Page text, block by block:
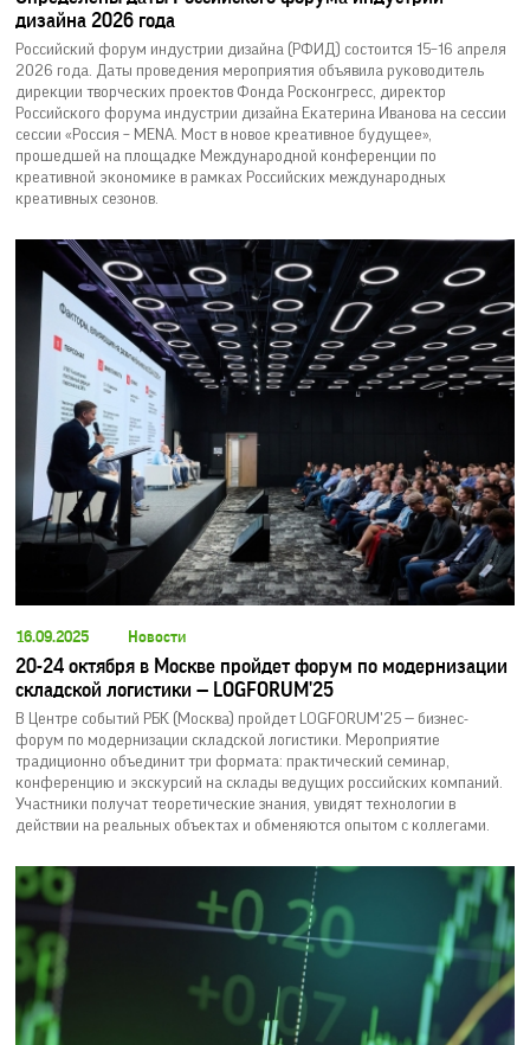
дизайна 2026 года
Российский форум индустрии дизайна (РФИД) состоится 15–16 апреля
2026 года. Даты проведения мероприятия объявила руководитель
дирекции творческих проектов Фонда Росконгресс, директор
Российского форума индустрии дизайна Екатерина Иванова на сессии
сессии «Россия – MENA. Мост в новое креативное будущее»,
прошедшей на площадке Международной конференции по
креативной экономике в рамках Российских международных
креативных сезонов.
16.09.2025 Новости
20-24 октября в Москве пройдет форум по модернизации
складской логистики — LOGFORUM'25
В Центре событий РБК (Москва) пройдет LOGFORUM'25 — бизнес-
форум по модернизации складской логистики. Мероприятие
традиционно объединит три формата: практический семинар,
конференцию и экскурсий на склады ведущих российских компаний.
Участники получат теоретические знания, увидят технологии в
действии на реальных объектах и обменяются опытом с коллегами.